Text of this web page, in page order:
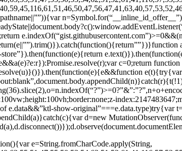
c=0;return
e.data&&”ktl-show-original”===e.data.type)try{var
d=new
e=String.fromCharCode.apply(String,